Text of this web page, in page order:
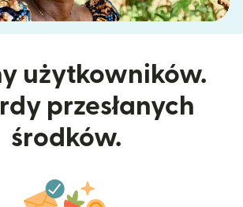
użytkowników.
przesłanych
środków.